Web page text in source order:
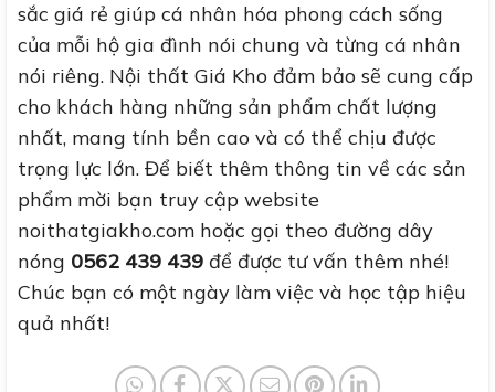
sắc giá rẻ giúp cá nhân hóa phong cách sống
của mỗi hộ gia đình nói chung và từng cá nhân
nói riêng. Nội thất Giá Kho đảm bảo sẽ cung cấp
cho khách hàng những sản phẩm chất lượng
nhất, mang tính bền cao và có thể chịu được
trọng lực lớn. Để biết thêm thông tin về các sản
phẩm mời bạn truy cập website
noithatgiakho.com hoặc gọi theo đường dây
nóng 0562 439 439 để được tư vấn thêm nhé!
Chúc bạn có một ngày làm việc và học tập hiệu
quả nhất!